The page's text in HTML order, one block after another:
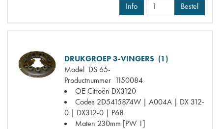
Info Bestel
DRUKGROEP 3-VINGERS (1)
Model DS 65-
Productnummer 1150084
OE Citroën DX3120
Codes 2D5415874W | A004A | DX 312-
0 | DX312-0 | P68
Maten 230mm [PW 1]